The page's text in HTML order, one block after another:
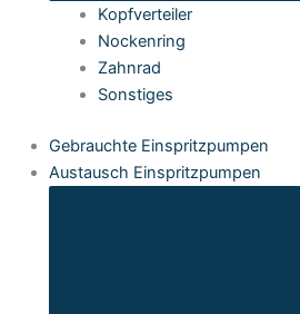
Kopfverteiler
Nockenring
Zahnrad
Sonstiges
Gebrauchte Einspritzpumpen
Austausch Einspritzpumpen